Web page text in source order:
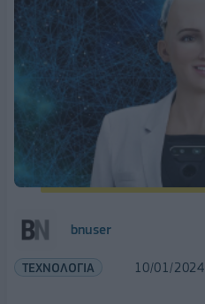
bnuser
ΤΕΧΝΟΛΟΓΙΑ 10/01/2024